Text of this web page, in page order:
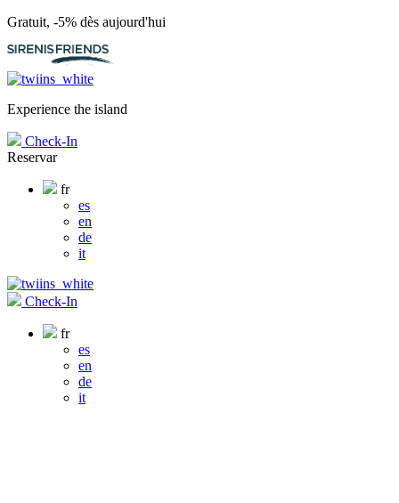
Gratuit, -5% dès aujourd'hui
Experience the island
Check-In
Reservar
fr
es
en
de
it
Check-In
fr
es
en
de
it